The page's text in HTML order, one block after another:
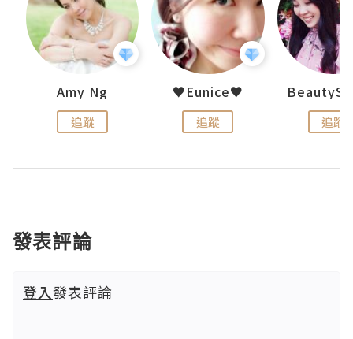
Amy Ng
追蹤
♥Eunice♥
追蹤 追蹤
發表評論
登入發表評論